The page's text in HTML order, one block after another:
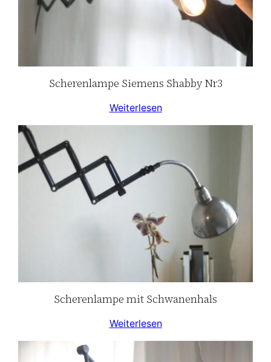
Scherenlampe Siemens Shabby Nr3
Weiterlesen
Scherenlampe mit Schwanenhals
Weiterlesen